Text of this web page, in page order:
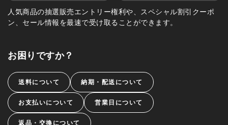
人気商品の抽選販売エントリー権利や、スペシャル割引クーポ
ン、セール情報を最速で受け取ることができます。
お困りですか？
送料について 納期・配送について
お支払いについて 営業日について
返品・交換について